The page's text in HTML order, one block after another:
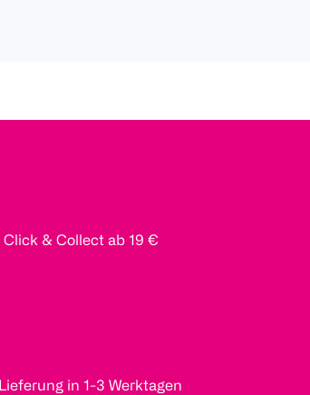
Click & Collect ab 19 €
in 1-3 Werktagen